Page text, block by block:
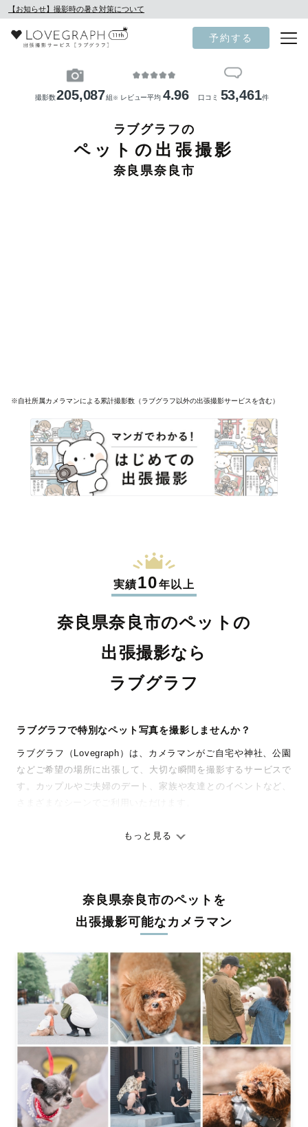
【お知らせ】撮影時の暑さ対策について
予約する
撮影数205,087組 ※ レビュー平均 4.96 口コミ 53,461件
ラブグラフの
ペットの出張撮影
奈良県奈良市
※自社所属カメラマンによる累計撮影数（ラブグラフ以外の出張撮影サービスを含む）
実績10年以上
奈良県奈良市のペットの
出張撮影なら
ラブグラフ
ラブグラフで特別なペット写真を撮影しませんか？
ラブグラフ（Lovegraph）は、カメラマンがご自宅や神社、公園
などご希望の場所に出張して、大切な瞬間を撮影するサービスで
す。カップルやご夫婦のデート、家族や友達とのイベントなど、
ありのままの空気感を大切に、何十年経っても見返したくなるよ
料金は全国どこでも一律。わかりやすく安心の価格設定です。オ
リジナルの研修と厳正な審査に合格し、撮影技術やホスピタリテ
ィを身につけたプロのカメラマンが全国47都道府県に在籍してい
験をお届けします。
丁寧なレタッチで思い出を美しく仕上げます
撮影後は、独自の編集技術で写真の明るさや色合いを丁寧に調
整。自然な雰囲気を残しつつも、おしゃれで洗練された仕上がり
に。きっと「こんな写真を撮ってほしかった！」と思える一枚に
出会えます。まずは、ラブグラフの
撮影事例をご覧ください。
もっと見る
奈良県奈良市のペットを
出張撮影可能なカメラマン